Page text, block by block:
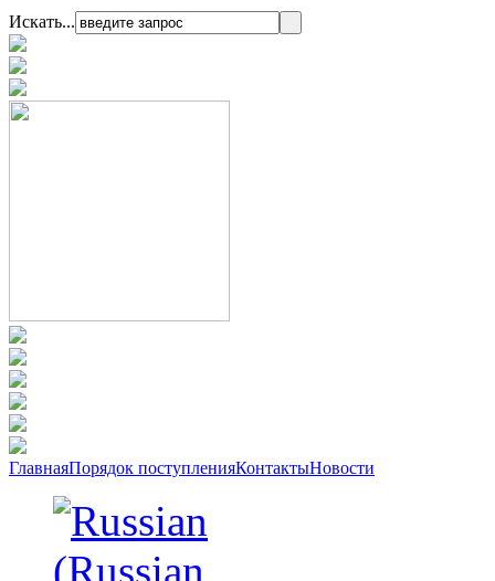
Искать...
ГлавнаяПорядок поступленияКонтактыНовости